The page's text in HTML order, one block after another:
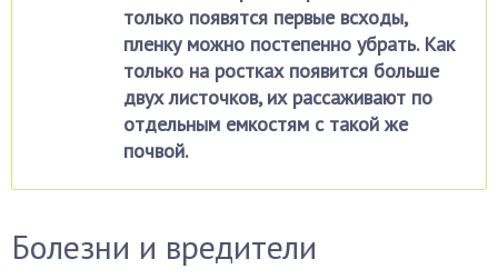
только появятся первые всходы,
пленку можно постепенно убрать. Как
только на ростках появится больше
двух листочков, их рассаживают по
отдельным емкостям с такой же
почвой.
Болезни и вредители